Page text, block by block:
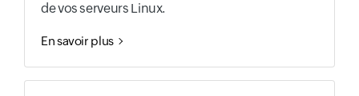
de vos serveurs Linux.
En savoir plus